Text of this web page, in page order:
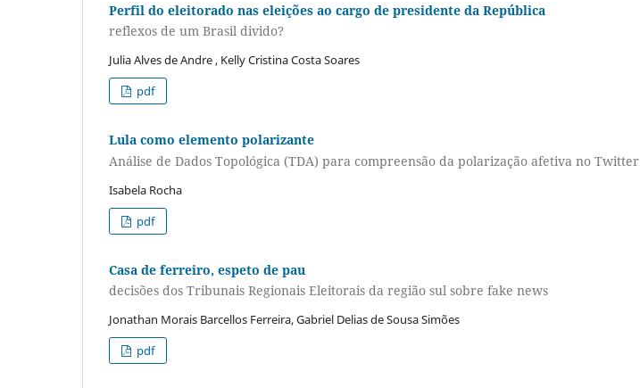
Perfil do eleitorado nas eleições ao cargo de presidente da República
reflexos de um Brasil divido?
Julia Alves de Andre , Kelly Cristina Costa Soares
pdf
Lula como elemento polarizante
Análise de Dados Topológica (TDA) para compreensão da polarização afetiva no Twitter
Isabela Rocha
pdf
Casa de ferreiro, espeto de pau
decisões dos Tribunais Regionais Eleitorais da região sul sobre fake news
Jonathan Morais Barcellos Ferreira, Gabriel Delias de Sousa Simões
pdf